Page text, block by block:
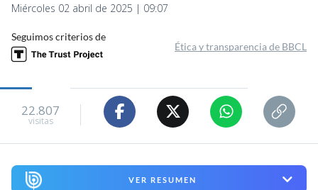
Miércoles 02 abril de 2025 | 09:07
Seguimos criterios de
Ética y transparencia de BBCL
22.807
visitas
VER RESUMEN